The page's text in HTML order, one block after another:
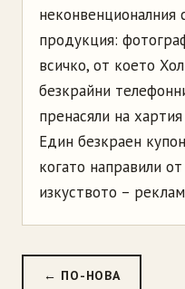
неконвенционалния
продукция:
всичко, от което
безкрайни
пренасяли на
Един безкраен
когато направили
изкуството –
← ПО-НОВА